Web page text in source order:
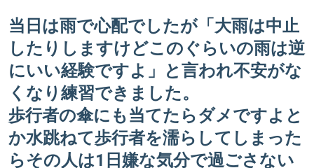
当日は雨で心配でしたが「大雨は中止
したりしますけどこのぐらいの雨は逆
にいい経験ですよ」と言われ不安がな
くなり練習できました。
歩行者の傘にも当てたらダメですよと
か水跳ねて歩行者を濡らしてしまった
らその人は1日嫌な気分で過ごさない